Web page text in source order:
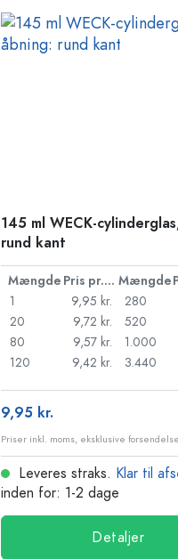
145 ml WECK-
rund kant
Mængde Pris pr. stk. Mængde
1
9,95 kr.
20
9,72 kr.
80
9,57 kr.
120
9,42 kr.
280
520
1.000
3.440
9,95 kr.
Leveres straks. Klar til
inden for: 1-2 dage
Detaljer